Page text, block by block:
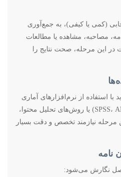
(کمی یا کیفی)، به جمع‌آوری
مصاحبه، مشاهده یا مطالعات
در این مرحله، صحت نتایج را
با استفاده از نرم‌افزارهای آماری
(مانند SPSS، AMOS، SmartPLS، R) یا روش‌های تحلیل محتوا،
نیازمند تخصص و دقت بسیار
فصل نگارش می‌شود: